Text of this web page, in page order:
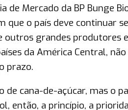
de Mercado da BP Bunge
que o país deve continuar se
outros grandes produtores e
da América Central,
prazo.
de cana-de-açúcar, mas o
então, a princípio, a